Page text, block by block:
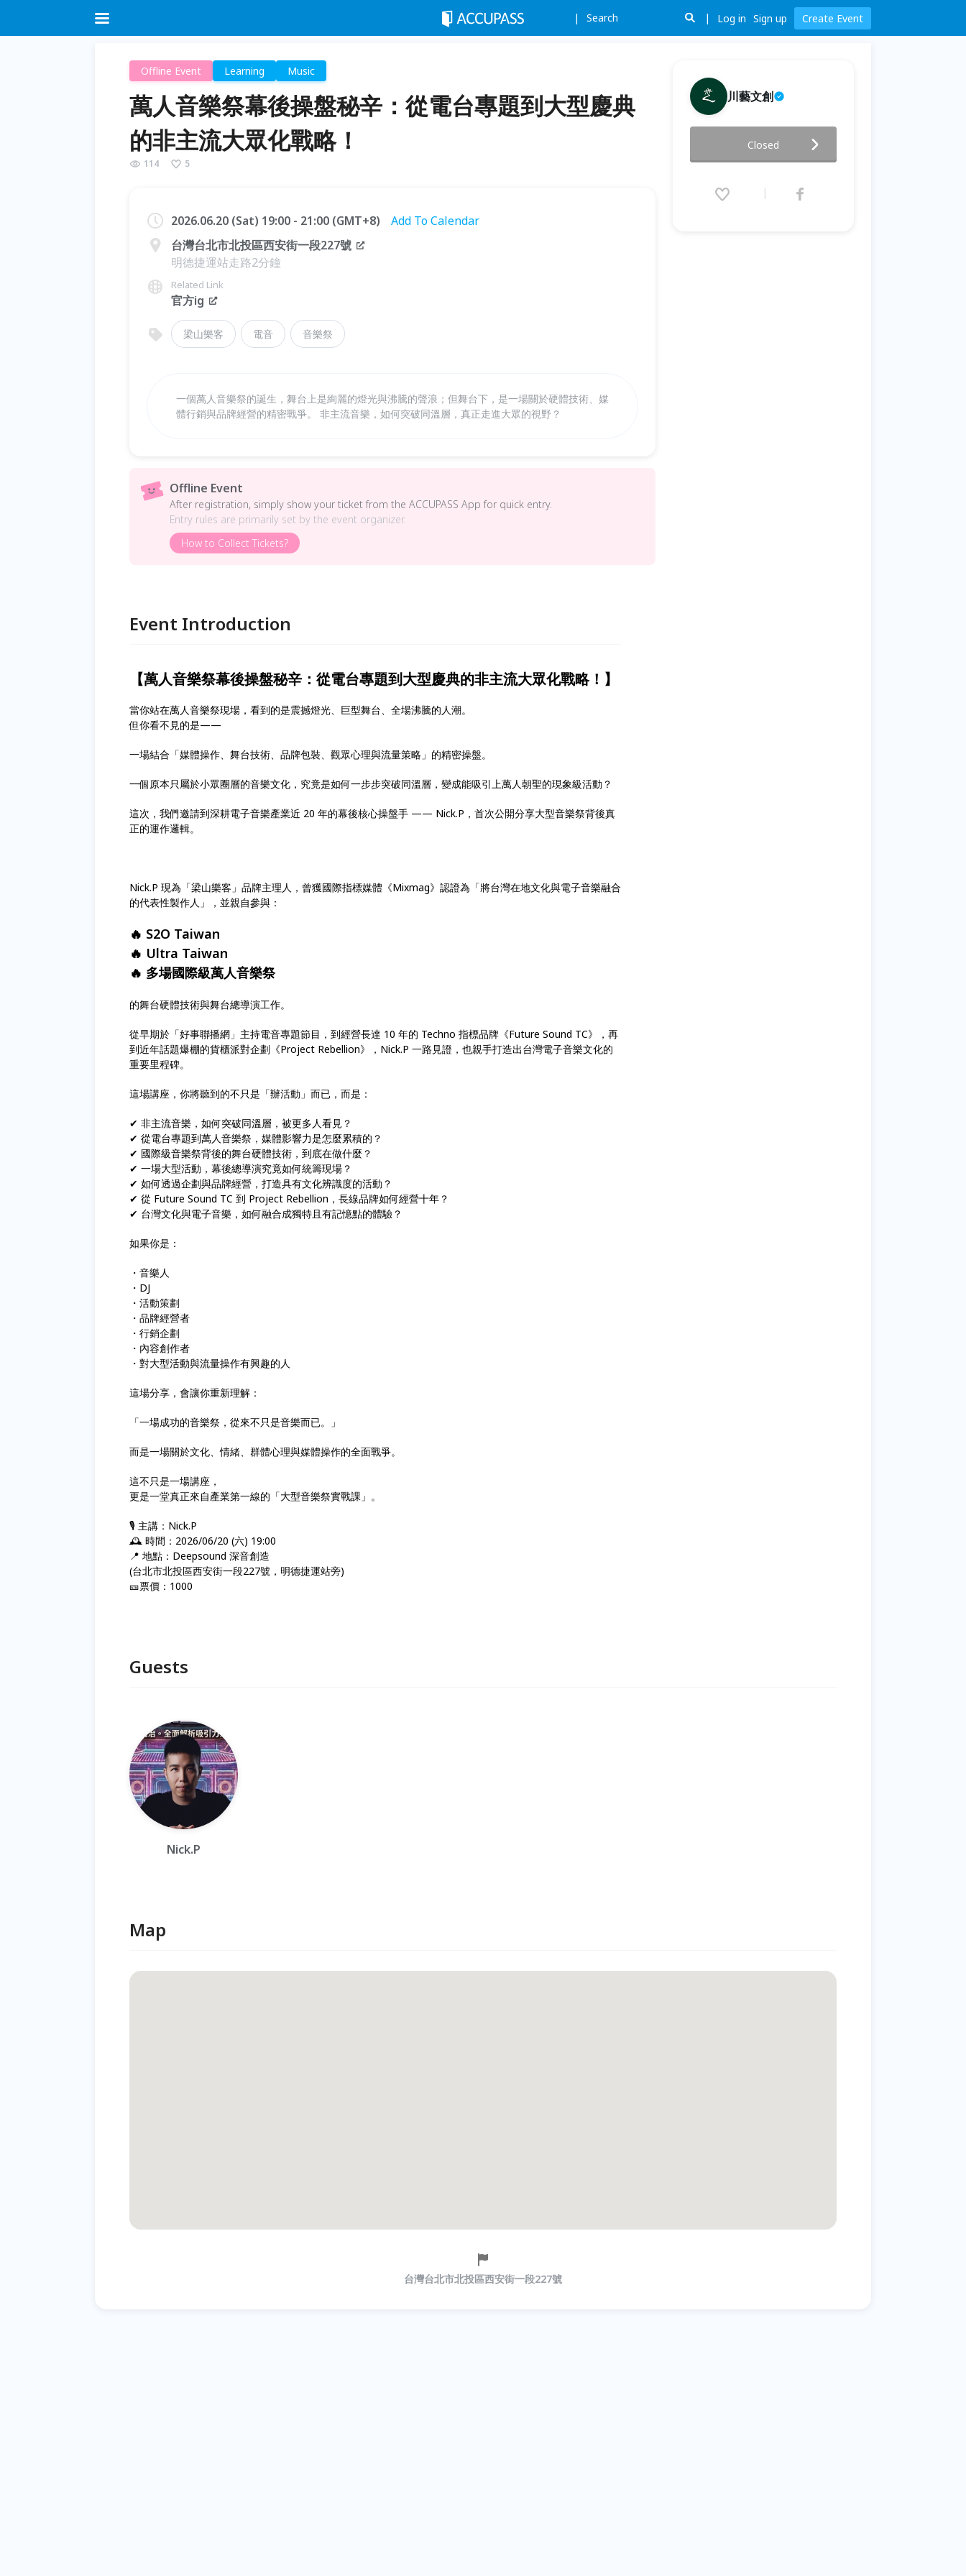
Search Log in Sign up Create Event
Offline Event Learning Music
萬人音樂祭幕後操盤秘辛：從電台專題到大型慶典
的非主流大眾化戰略！
114 5
2026.06.20 (Sat) 19:00 - 21:00 (GMT+8)
Add To Calendar
台灣台北市北投區西安街一段227號
明德捷運站走路2分鐘
Related Link
官方ig
梁山樂客 電音 音樂祭
一個萬人音樂祭的誕生，舞台上是絢麗的燈光與沸騰的聲浪；但舞台下，是一場關於硬體技術、媒
體行銷與品牌經營的精密戰爭。 非主流音樂，如何突破同溫層，真正走進大眾的視野？
Offline Event
After registration, simply show your ticket from the ACCUPASS App for quick entry.
Entry rules are primarily set by the event organizer.
How to Collect Tickets?
Event Introduction
【萬人音樂祭幕後操盤秘辛：從電台專題到大型慶典的非主流大眾化戰略！ 】
當你站在萬人音樂祭現場，看到的是震撼燈光、巨型舞台、全場沸騰的人潮。
但你看不見的是——
一場結合「媒體操作、舞台技術、品牌包裝、觀眾心理與流量策略」的精密操盤。
一個原本只屬於小眾圈層的音樂文化，究竟是如何一步步突破同溫層，變成能吸引上萬人朝聖的現象級活動？
這次，我們邀請到深耕電子音樂產業近 20 年的幕後核心操盤手 —— Nick.P，首次公開分享大型音樂祭背後真
正的運作邏輯。
Nick.P 現為「梁山樂客」品牌主理人，曾獲國際指標媒體《Mixmag》認證為「將台灣在地文化與電子音樂融合
的代表性製作人」，並親自參與：
🔥 S2O Taiwan
🔥 Ultra Taiwan
🔥 多場國際級萬人音樂祭
的舞台硬體技術與舞台總導演工作。
從早期於「好事聯播網」主持電音專題節目，到經營長達 10 年的 Techno 指標品牌《Future Sound TC》，再
到近年話題爆棚的貨櫃派對企劃《Project Rebellion》，Nick.P 一路見證，也親手打造出台灣電子音樂文化的
重要里程碑。
這場講座，你將聽到的不只是「辦活動」而已，而是：
✔ 非主流音樂，如何突破同溫層，被更多人看見？
✔ 從電台專題到萬人音樂祭，媒體影響力是怎麼累積的？
✔ 國際級音樂祭背後的舞台硬體技術，到底在做什麼？
✔ 一場大型活動，幕後總導演究竟如何統籌現場？
✔ 如何透過企劃與品牌經營，打造具有文化辨識度的活動？
✔ 從 Future Sound TC 到 Project Rebellion，長線品牌如何經營十年？
✔ 台灣文化與電子音樂，如何融合成獨特且有記憶點的體驗？
如果你是：
・音樂人
・DJ
・活動策劃
・品牌經營者
・行銷企劃
・內容創作者
・對大型活動與流量操作有興趣的人
這場分享，會讓你重新理解：
「一場成功的音樂祭，從來不只是音樂而已。」
而是一場關於文化、情緒、群體心理與媒體操作的全面戰爭。
這不只是一場講座，
更是一堂真正來自產業第一線的「大型音樂祭實戰課」。
🎙️ 主講：Nick.P
🕰️ 時間：2026/06/20 (六) 19:00
📍 地點：Deepsound 深音創造
(台北市北投區西安街一段227號，明德捷運站旁)
🎫票價：1000
川藝文創
台專題到大型慶典的非主流大眾
化戰略！
(GMT+8)
Closed
Guests
Nick.P
Map
台灣台北市北投區西安街一段227號